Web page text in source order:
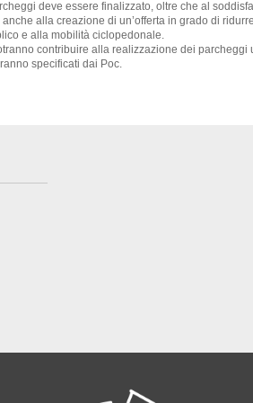
deve essere finalizzato, oltre che al
alla creazione di un’offerta in grado di
e alla mobilità ciclopedonale.
contribuire alla realizzazione dei
specificati dai Poc.